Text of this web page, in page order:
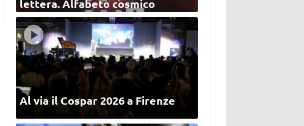
lettera. Alfabeto cosmico
Al via il Cospar 2026 a Firenze